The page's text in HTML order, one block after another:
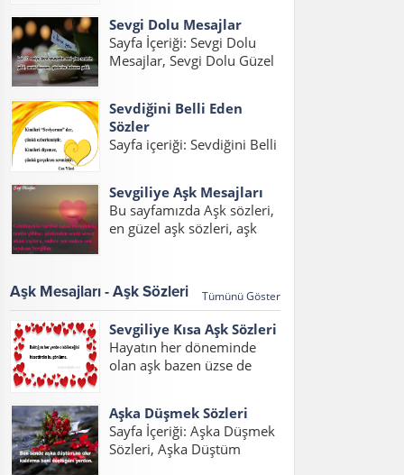
Sevgililer Günü Mesajı Kısa
ve Uzaktaki Sevgiliye
Sevgililer Günü...
sevgi sözcükleri ile ilgili
yazıları bulabilirsiniz.
Sevgili varsa, aşk varsa
sevgi statusları...
Sevgi Dolu Mesajlar
Sayfa İçeriği: Sevgi Dolu
Mesajlar, Sevgi Dolu Güzel
Mesajlar, Duygusal Sevgi
Dolu Mesajlar, Sevgi Dolu
Mesajlar Uzun, Sevgiliye
Sevgi...
Sevdiğini Belli Eden
Sözler
Sayfa içeriği: Sevdiğini Belli
Olduğunu İfade Eden
Sözler, Sevgiyi Belli Etme
Sözleri, Hoşlandığını Belli
sevdiğini belli...
Sevgiliye Aşk Mesajları
Bu sayfamızda Aşk sözleri,
en güzel aşk sözleri, aşk
2017, sözleri kısa konulu
bir yazı hazırladık. Her
sözleri ve aşk...
Aşk Mesajları - Aşk Sözleri Tümünü Göster
Sevgiliye Kısa Aşk Sözleri
Hayatın her döneminde
olan aşk bazen üzse de
sözleri duygusal, sevgilim
için aşk sözleri ve sevgiliye
kısa aşk sözleri resimli
Aşka Düşmek Sözleri
Sayfa İçeriği: Aşka Düşmek
Sözleri, Aşka Düştüm